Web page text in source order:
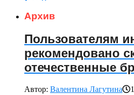
Архив
Пользователям
рекомендовано
отечественные
Автор: Валентина Лагутина